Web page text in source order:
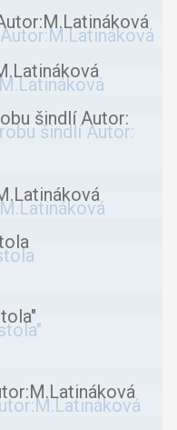
šindlí Autor: